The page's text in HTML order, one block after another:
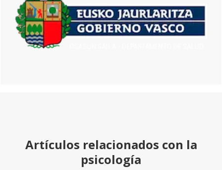
Artículos relacionados con la
psicología